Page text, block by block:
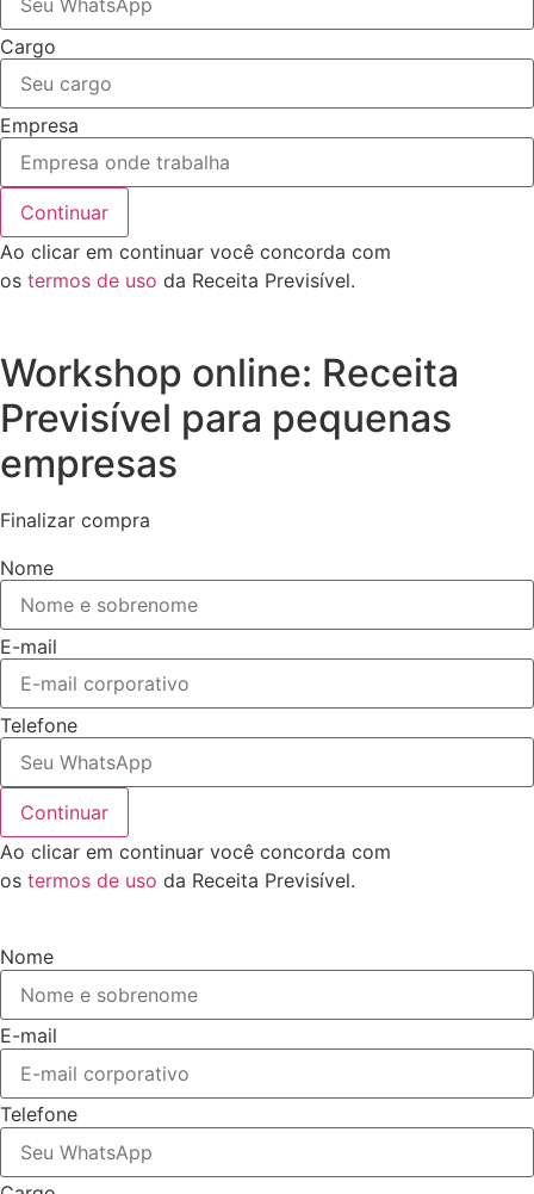
Cargo
Empresa
Continuar
Ao clicar em continuar você concorda com
os termos de uso da Receita Previsível.
Workshop online: Receita
Previsível para pequenas
empresas
Finalizar compra
Nome
E-mail
Telefone
Continuar
Ao clicar em continuar você concorda com
os termos de uso da Receita Previsível.
Nome
E-mail
Telefone